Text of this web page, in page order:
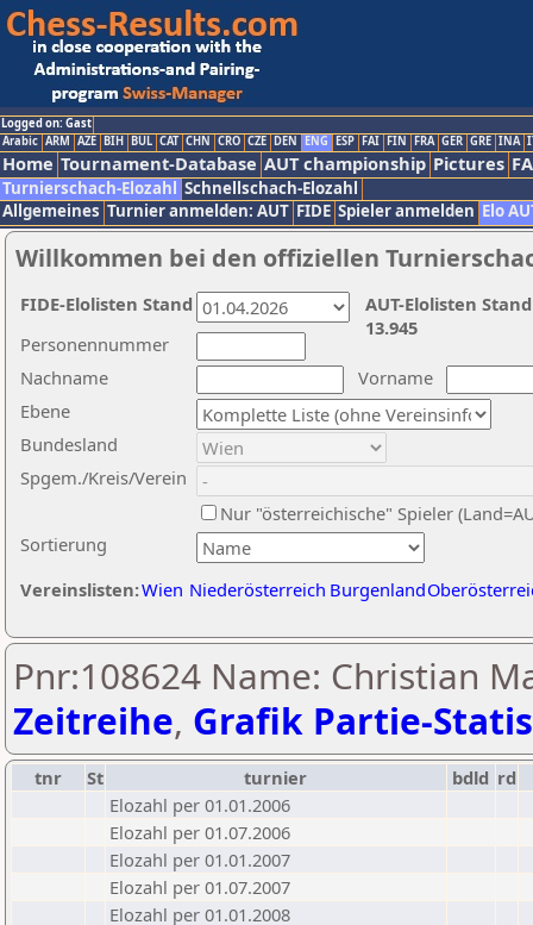
Logged on: Gast
Arabic ARM AZE BIH BUL CAT CHN CRO CZE DEN ENG ESP FAI FIN FRA GER GRE INA
Home Tournament-Database AUT championship Pictures
Turnierschach-Elozahl Schnellschach-Elozahl
Allgemeines Turnier anmelden: AUT FIDE Spieler anmelden Elo
Willkommen bei den offiziellen
Nachname
Vorname
Ebene
Sortierung
Personennummer
Bundesland
Spgem./Kreis/Verein
Nur "österreichische" Spieler
Vereinslisten:Wien Niederösterreich Burgenland
AUT-Elolisten
13.945
FIDE-Elolisten Stand
Pnr:108624 Name: Christian
Zeitreihe, Grafik Partie-
tnr St turnier bdld rd
Elozahl per 01.01.2006
Elozahl per 01.07.2006
Elozahl per 01.01.2007
Elozahl per 01.07.2007
Elozahl per 01.01.2008